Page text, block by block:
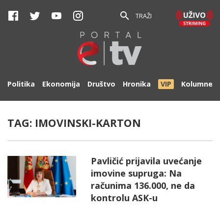
TRAŽI
Politika Ekonomija Društvo Hronika VIP Kolumne
TAG: IMOVINSKI-KARTON
Pavličić prijavila uvećanje
imovine supruga: Na
računima 136.000, ne da
kontrolu ASK-u